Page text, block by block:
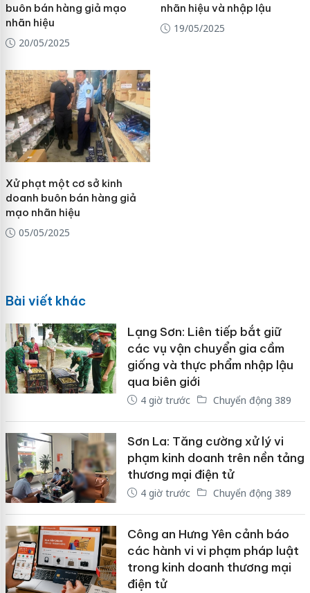
buôn bán hàng giả mạo
nhãn hiệu
20/05/2025
nhãn hiệu và nhập lậu
19/05/2025
Xử phạt một cơ sở kinh
doanh buôn bán hàng giả
mạo nhãn hiệu
05/05/2025
Bài viết khác
Lạng Sơn: Liên tiếp bắt giữ
các vụ vận chuyển gia cầm
giống và thực phẩm nhập lậu
qua biên giới
4 giờ trước Chuyển động 389
Sơn La: Tăng cường xử lý vi
phạm kinh doanh trên nền tảng
thương mại điện tử
4 giờ trước Chuyển động 389
Công an Hưng Yên cảnh báo
các hành vi vi phạm pháp luật
trong kinh doanh thương mại
điện tử